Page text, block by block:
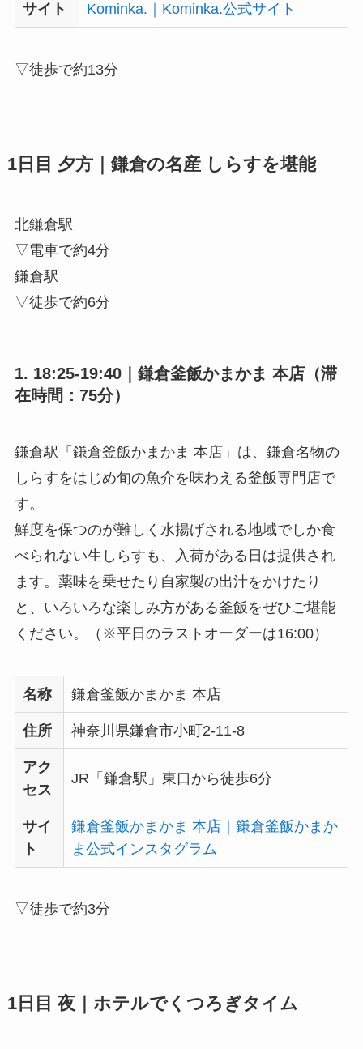
サイト Kominka.｜Kominka.公式サイト
▽徒歩で約13分
1日目 夕方｜鎌倉の名産 しらすを堪能
北鎌倉駅
▽電車で約4分
鎌倉駅
▽徒歩で約6分
1. 18:25-19:40｜鎌倉釜飯かまかま 本店（滞
在時間：75分）
鎌倉駅「鎌倉釜飯かまかま 本店」は、鎌倉名物の
しらすをはじめ旬の魚介を味わえる釜飯専門店で
す。
鮮度を保つのが難しく水揚げされる地域でしか食
べられない生しらすも、入荷がある日は提供され
ます。薬味を乗せたり自家製の出汁をかけたり
と、いろいろな楽しみ方がある釜飯をぜひご堪能
ください。（※平日のラストオーダーは16:00）
名称 鎌倉釜飯かまかま 本店
住所 神奈川県鎌倉市小町2-11-8
アク
セス
JR「鎌倉駅」東口から徒歩6分
サイ
ト
鎌倉釜飯かまかま 本店｜鎌倉釜飯かまか
ま公式インスタグラム
▽徒歩で約3分
1日目 夜｜ホテルでくつろぎタイム